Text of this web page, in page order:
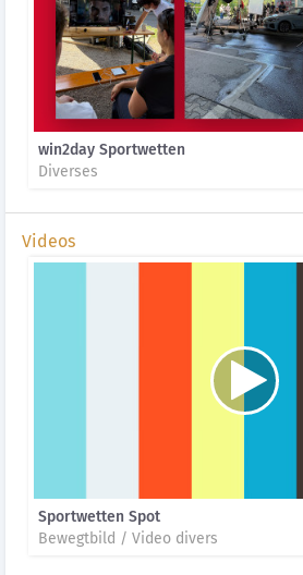
win2day Sportwetten
Diverses
Videos
Sportwetten Spot
Bewegtbild / Video divers